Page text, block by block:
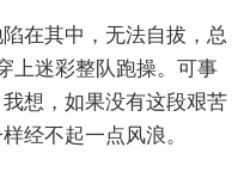
在其中，无法自拔，总
上迷彩整队跑操。可事
想，如果没有这段艰苦
经不起一点风浪。